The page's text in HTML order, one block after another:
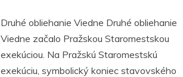
Druhé obliehanie Viedne Druhé obliehanie
Viedne začalo Pražskou Staromestskou
exekúciou. Na Pražskú Staromestskú
exekúciu, symbolický koniec stavovského